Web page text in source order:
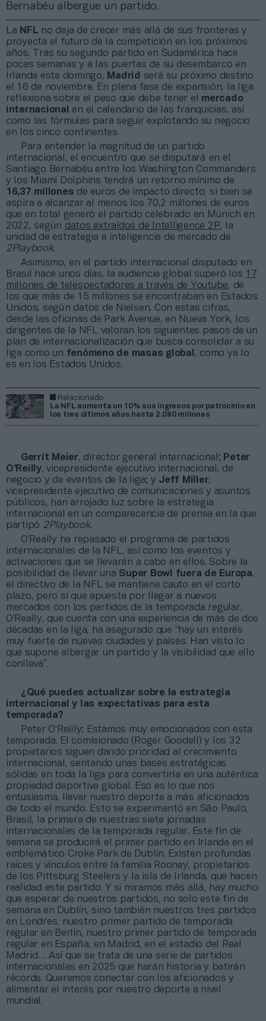
Bernabéu albergue un partido.
La NFL no deja de crecer más allá de sus fronteras y
proyecta el futuro de la competición en los próximos
años. Tras su segundo partido en Sudamérica hace
pocas semanas y a las puertas de su desembarco en
Irlanda este domingo, Madrid será su próximo destino
el 16 de noviembre. En plena fase de expansión, la liga
reflexiona sobre el peso que debe tener el mercado
internacional
en el calendario de las franquicias, así
como las fórmulas para seguir explotando su negocio
en los cinco continentes.
Para entender la magnitud de un partido
internacional, el encuentro que se disputará en el
Santiago Bernabéu entre los Washington Commanders
y los Miami Dolphins tendrá un retorno mínimo de
16,37 millones de euros de impacto directo, si bien se
aspira a alcanzar al menos los 70,2 millones de euros
que en total generó el partido celebrado en Múnich en
2022, según datos extraídos de Intelligence 2P, la
unidad de estrategia e inteligencia de mercado de
2Playbook.
Asimismo, en el partido internacional disputado en
Brasil hace unos días, la audiencia global superó los 17
millones de telespectadores a través de Youtube, de
los que más de 15 millones se encontraban en Estados
Unidos, según datos de Nielsen. Con estas cifras,
desde las oficinas de Park Avenue, en Nueva York, los
dirigentes de la NFL valoran los siguientes pasos de un
plan de internacionalización que busca consolidar a su
liga como un fenómeno de masas global , como ya lo
es en los Estados Unidos.
Relacionado
La NFL aumenta un 10% sus ingresos por patrocinio en
los tres últimos años hasta 2.080 millones
Gerrit Meier, director general internacional; Peter
O’Reilly, vicepresidente ejecutivo internacional, de
negocio y de eventos de la liga; y Jeff Miller,
vicepresidente ejecutivo de comunicaciones y asuntos
públicos, han arrojado luz sobre la estrategia
internacional en un comparecencia de prensa en la que
partipó 2Playbook.
O’Really ha repasado el programa de partidos
internacionales de la NFL, así como los eventos y
activaciones que se llevarán a cabo en ellos. Sobre la
posibilidad de llevar una Super Bowl fuera de Europa,
el directivo de la NFL se mantiene cauto en el corto
plazo, pero sí que apuesta por llegar a nuevos
mercados con los partidos de la temporada regular.
O’Really, que cuenta con una experiencia de más de dos
décadas en la liga, ha asegurado que “hay un interés
muy fuerte de nuevas ciudades y países. Han visto lo
que supone albergar un partido y la visibilidad que ello
conlleva”.
¿Qué puedes actualizar sobre la estrategia
internacional y las expectativas para esta
temporada?
Peter O'Reilly: Estamos muy emocionados con esta
temporada. El comisionado (Roger Goodell) y los 32
propietarios siguen dando prioridad al crecimiento
internacional, sentando unas bases estratégicas
sólidas en toda la liga para convertirla en una auténtica
propiedad deportiva global. Eso es lo que nos
entusiasma, llevar nuestro deporte a más aficionados
de todo el mundo. Esto se experimentó en São Paulo,
Brasil, la primera de nuestras siete jornadas
internacionales de la temporada regular. Este fin de
semana se producirá el primer partido en Irlanda en el
emblemático Croke Park de Dublín. Existen profundas
raíces y vínculos entre la familia Rooney, propietarios
de los Pittsburg Steelers y la isla de Irlanda, que hacen
realidad este partido. Y si miramos más allá, hay mucho
que esperar de nuestros partidos, no solo este fin de
semana en Dublín, sino también nuestros tres partidos
en Londres, nuestro primer partido de temporada
regular en Berlín, nuestro primer partido de temporada
regular en España, en Madrid, en el estadio del Real
Madrid… Así que se trata de una serie de partidos
internacionales en 2025 que harán historia y batirán
récords. Queremos conectar con los aficionados y
alimentar el interés por nuestro deporte a nivel
mundial.